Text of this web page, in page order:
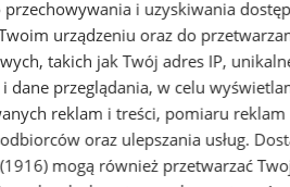
W Chorzowie
i uzyskiwania
urządzeniu oraz do
takich jak Twój adres IP,
dane przeglądania, w celu
reklam i treści, pomiaru reklam
oraz ulepszania usług.
mogą również przetwarzać